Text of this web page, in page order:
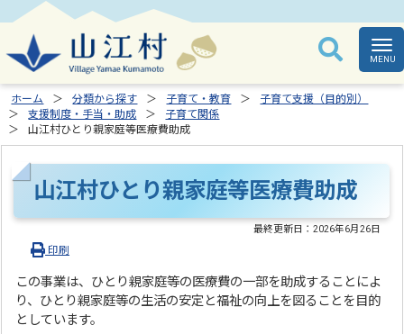
ホーム 分類から探す 子育て・教育
子育て支援（目的別）
支援制度・手当・助成
子育て関係
山江村ひとり親家庭等医療費助成
山江村ひとり親家庭等医療費助成
最終更新日：2026年6月26日
印刷
この事業は、ひとり親家庭等の医療費の一部を助成することによ
り、ひとり親家庭等の生活の安定と福祉の向上を図ることを目的
としています。